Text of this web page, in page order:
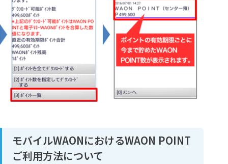
モバイルWAONにおけるWAON POINT
ご利用方法について